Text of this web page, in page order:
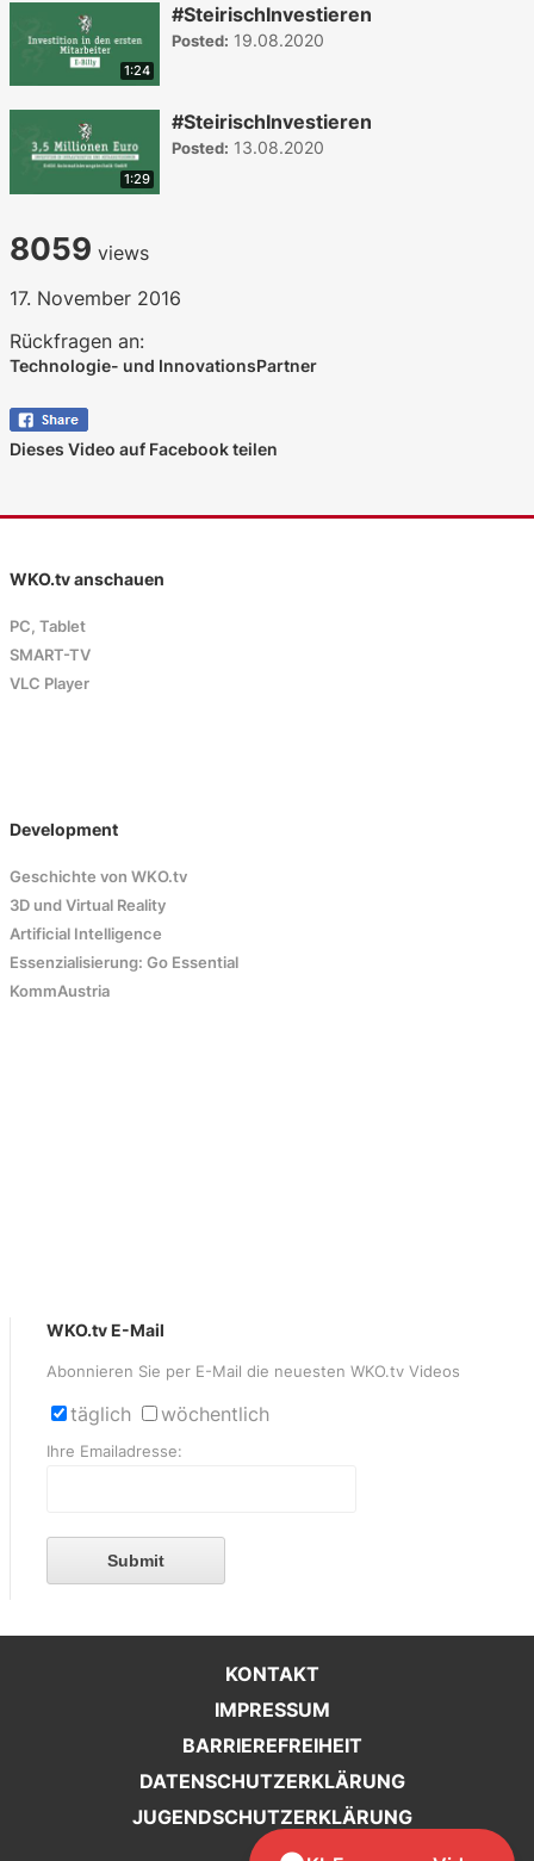
1:24
#SteirischInvestieren
Posted: 19.08.2020
1:29
#SteirischInvestieren
Posted: 13.08.2020
8059 views
17. November 2016
Rückfragen an:
Technologie- und InnovationsPartner
Dieses Video auf Facebook teilen
WKO.tv anschauen
PC, Tablet
SMART-TV
VLC Player
Development
Geschichte von WKO.tv
3D und Virtual Reality
Artificial Intelligence
Essenzialisierung: Go Essential
KommAustria
WKO.tv E-Mail
Abonnieren Sie per E-Mail die neuesten WKO.tv Videos
täglich wöchentlich
Ihre Emailadresse:
Submit
KONTAKT
IMPRESSUM
BARRIEREFREIHEIT
DATENSCHUTZERKLÄRUNG
JUGENDSCHUTZERKLÄRUNG